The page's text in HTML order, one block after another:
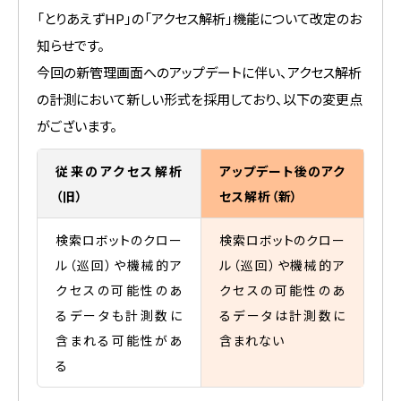
「とりあえずHP」の「アクセス解析」機能について改定のお
知らせです。
今回の新管理画面へのアップデートに伴い、アクセス解析
の計測において新しい形式を採用しており、以下の変更点
がございます。
従来のアクセス解析
（旧）
アップデート後のアク
セス解析（新）
検索ロボットのクロー
ル（巡回）や機械的ア
クセスの可能性のあ
るデータも計測数に
含まれる可能性があ
る
検索ロボットのクロー
ル（巡回）や機械的ア
クセスの可能性のあ
るデータは計測数に
含まれない